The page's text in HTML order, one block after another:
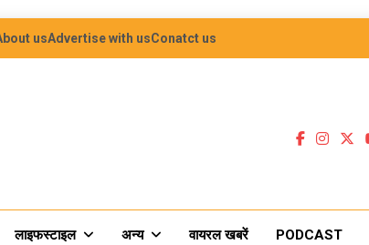
usAdvertise with usConatct us
लाइफस्टाइल अन्य वायरल खबरें PODCAST